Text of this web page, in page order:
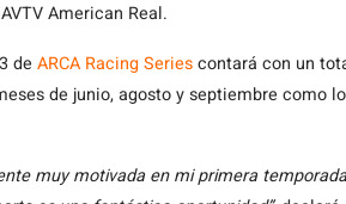
American Real.
de ARCA Racing Seriescontará con un
de junio, agosto y septiembre como
muy motivada en mi primera